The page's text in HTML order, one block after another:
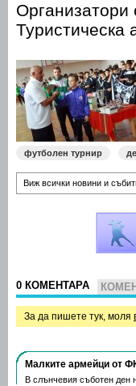
Туристическа
футболен турнир
Виж всички новини и
0 КОМЕНТАРА
За да пишете тук, моля
Малките армейци от
В слънчевия съботен